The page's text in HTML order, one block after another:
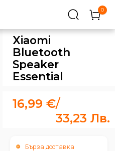
0
Xiaomi
Bluetooth
Speaker
Essential
16,99 €/
33,23 Лв.
Бърза доставка